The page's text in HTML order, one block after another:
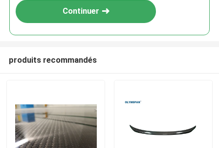
Continuer
produits recommandés